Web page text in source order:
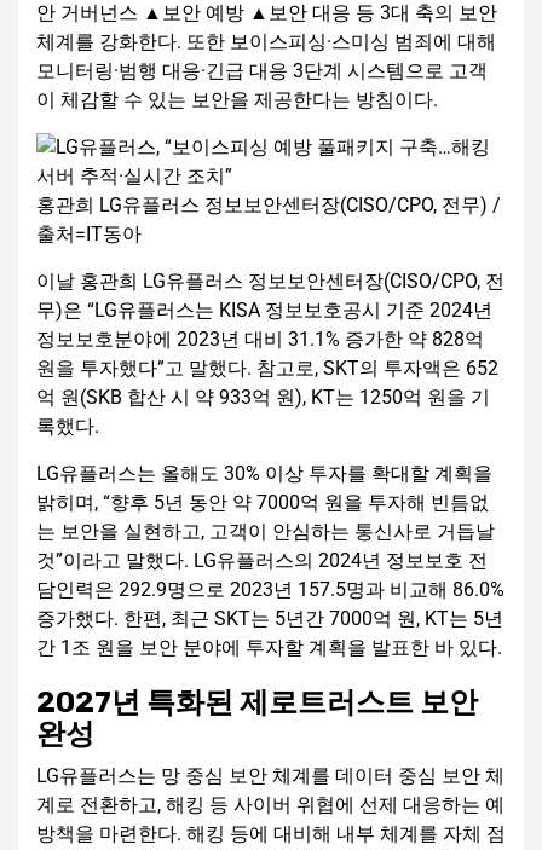
안 거버넌스 ▲보안 예방 ▲보안 대응 등 3대 축의 보안
체계를 강화한다. 또한 보이스피싱·스미싱 범죄에 대해
모니터링·범행 대응·긴급 대응 3단계 시스템으로 고객
이 체감할 수 있는 보안을 제공한다는 방침이다.
홍관희 LG유플러스 정보보안센터장(CISO/CPO, 전무) /
출처=IT동아
이날 홍관희 LG유플러스 정보보안센터장(CISO/CPO, 전
무)은 “LG유플러스는 KISA 정보보호공시 기준 2024년
정보보호분야에 2023년 대비 31.1% 증가한 약 828억
원을 투자했다”고 말했다. 참고로, SKT의 투자액은 652
억 원(SKB 합산 시 약 933억 원), KT는 1250억 원을 기
록했다.
LG유플러스는 올해도 30% 이상 투자를 확대할 계획을
밝히며, “향후 5년 동안 약 7000억 원을 투자해 빈틈없
는 보안을 실현하고, 고객이 안심하는 통신사로 거듭날
것”이라고 말했다. LG유플러스의 2024년 정보보호 전
담인력은 292.9명으로 2023년 157.5명과 비교해 86.0%
증가했다. 한편, 최근 SKT는 5년간 7000억 원, KT는 5년
간 1조 원을 보안 분야에 투자할 계획을 발표한 바 있다.
2027년 특화된 제로트러스트 보안
완성
LG유플러스는 망 중심 보안 체계를 데이터 중심 보안 체
계로 전환하고, 해킹 등 사이버 위협에 선제 대응하는 예
방책을 마련한다. 해킹 등에 대비해 내부 체계를 자체 점